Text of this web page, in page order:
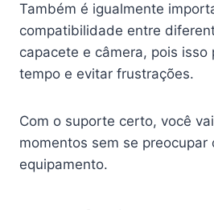
Também é igualmente
compatibilidade entre
capacete e câmera, pois isso
tempo e evitar frustrações.
Com o suporte certo, você
momentos sem se preocupar
equipamento.